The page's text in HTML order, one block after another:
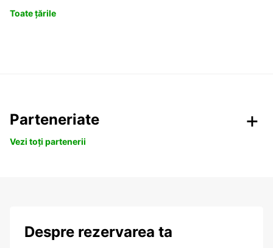
Toate țările
Parteneriate
Vezi toți partenerii
Despre rezervarea ta